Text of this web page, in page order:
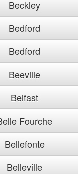
Beckley
Bedford
Bedford
Beeville
Belfast
Fourche
Bellefonte
Belleville